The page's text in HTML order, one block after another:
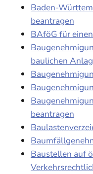
Baden-
beantragen
BAföG für
baulichen
beantragen
Baustellen auf